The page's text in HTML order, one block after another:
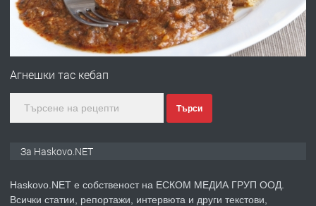
преди 2 дни
ПРЕДЛАГА
Продавам парцел в гр. Хасково кв.
Хисаря до ток, вода,канализация,
преди 2 дни
Агнешки тас кебап
Търси
За Haskovo.NET
Haskovo.NET е собственост на ЕСКОМ МЕДИА ГРУП ООД.
Всички статии, репортажи, интервюта и други текстови,